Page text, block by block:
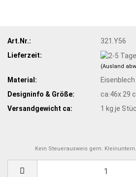
Art.Nr.:
321.Y56
Lieferzeit:
(Ausland
Material:
Designinfo & Größe:
ca:46x 29
Versandgewicht ca:
1 kg je
Kein Steuerausweis gem.